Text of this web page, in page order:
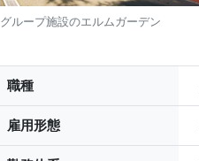
グループ施設のエルムガーデン
職種
雇用形態